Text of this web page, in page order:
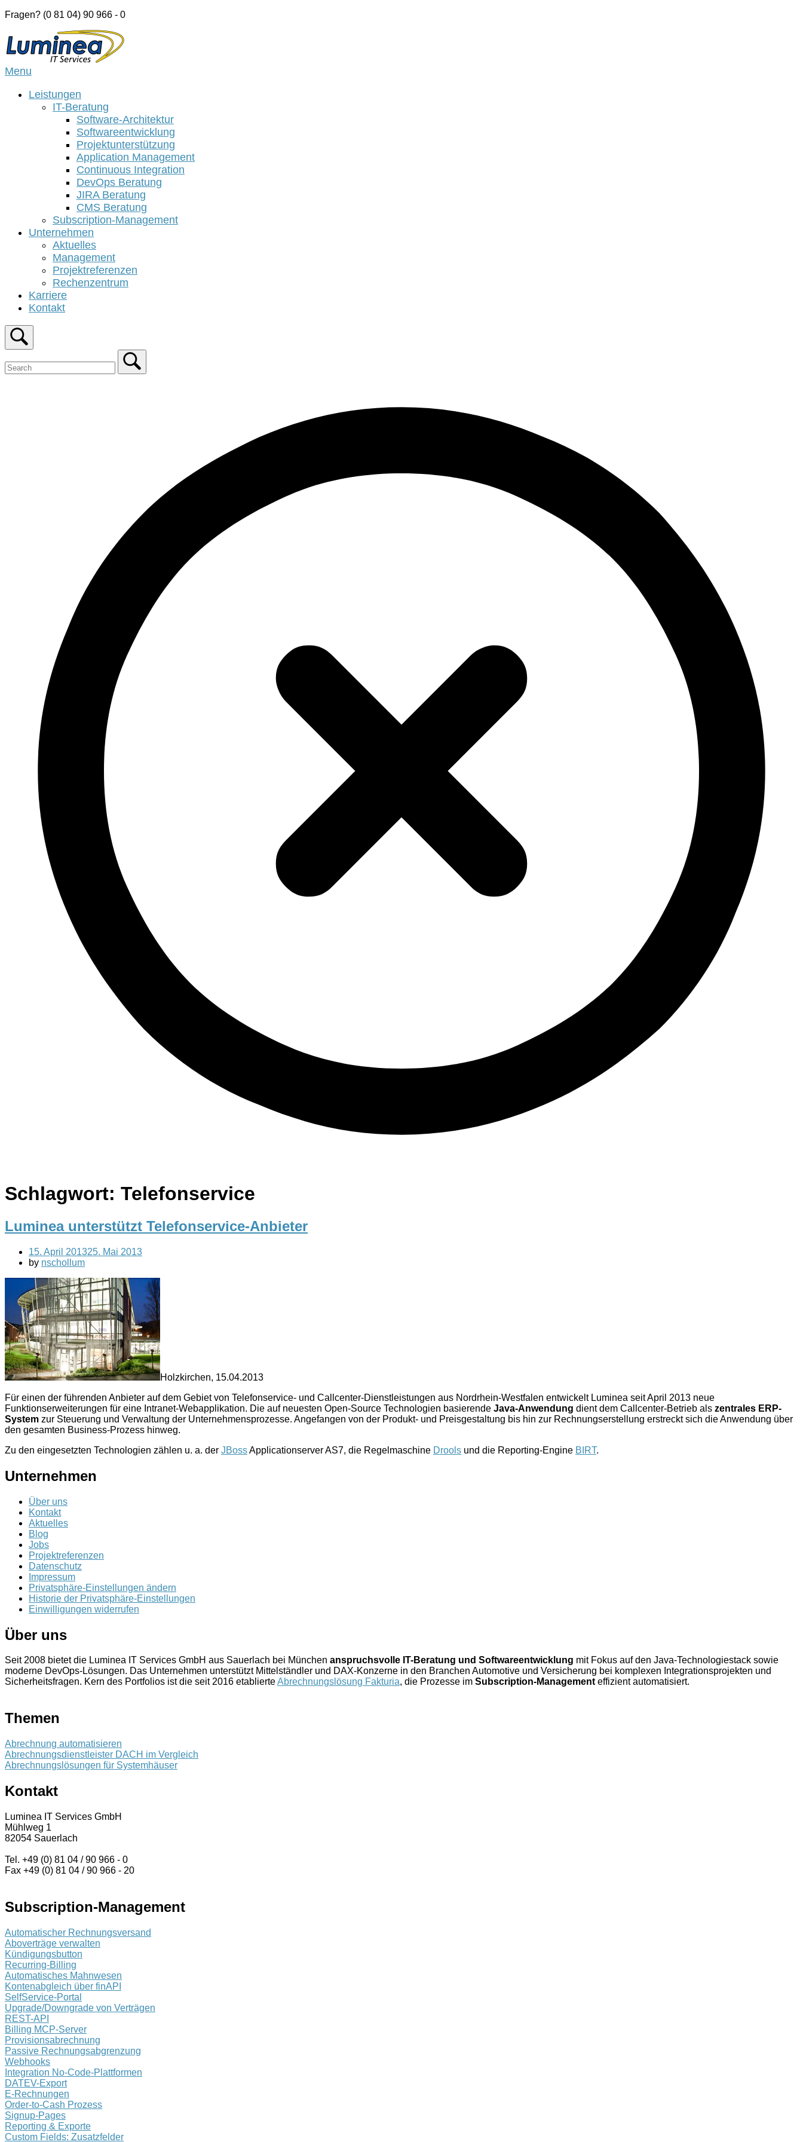
Skip
content
Fragen? (0 81 04) 90 966 - 0
Home
Menu
Leistungen
IT-Beratung
Software-Architektur
Softwareentwicklung
Projektunterstützung
Application Management
Continuous Integration
DevOps Beratung
JIRA Beratung
CMS Beratung
Subscription-Management
Unternehmen
Aktuelles
Management
Projektreferenzen
Rechenzentrum
Karriere
Kontakt
Open
search
bar
Schlagwort: Telefonservice
Luminea unterstützt Telefonservice-Anbieter
15. April 201325. Mai 2013
by nschollum
Holzkirchen, 15.04.2013
Für einen der führenden Anbieter auf dem Gebiet von Telefonservice- und Callcenter-Dienstleistungen aus Nordrhein-Westfalen entwickelt Luminea seit April 2013 neue
Funktionserweiterungen für eine Intranet-Webapplikation. Die auf neuesten Open-Source Technologien basierende Java-Anwendung dient dem Callcenter-Betrieb als zentrales ERP-
System zur Steuerung und Verwaltung der Unternehmensprozesse. Angefangen von der Produkt- und Preisgestaltung bis hin zur Rechnungserstellung erstreckt sich die Anwendung über
den gesamten Business-Prozess hinweg.
Zu den eingesetzten Technologien zählen u. a. der JBossApplicationserver AS7, die Regelmaschine Drools und die Reporting-Engine BIRT.
Unternehmen
Über uns
Kontakt
Aktuelles
Blog
Jobs
Projektreferenzen
Datenschutz
Impressum
Privatsphäre-Einstellungen ändern
Historie der Privatsphäre-Einstellungen
Einwilligungen widerrufen
Über uns
Seit 2008 bietet die Luminea IT Services GmbH aus Sauerlach bei München anspruchsvolle IT-Beratung und Softwareentwicklung mit Fokus auf den Java-Technologiestack sowie
moderne DevOps-Lösungen. Das Unternehmen unterstützt Mittelständler und DAX-Konzerne in den Branchen Automotive und Versicherung bei komplexen Integrationsprojekten und
Sicherheitsfragen. Kern des Portfolios ist die seit 2016 etablierteAbrechnungslösung Fakturia, die Prozesse im Subscription-Managementeffizient automatisiert.
Themen
Abrechnung automatisieren
Abrechnungsdienstleister DACH im Vergleich
Abrechnungslösungen für Systemhäuser
Kontakt
Luminea IT Services GmbH
Mühlweg 1
82054 Sauerlach
Tel. +49 (0) 81 04 / 90 966 - 0
Fax +49 (0) 81 04 / 90 966 - 20
Subscription-Management
Automatischer Rechnungsversand
Aboverträge verwalten
Kündigungsbutton
Recurring-Billing
Automatisches Mahnwesen
Kontenabgleich über finAPI
SelfService-Portal
Upgrade/Downgrade von Verträgen
REST-API
Billing MCP-Server
Provisionsabrechnung
Passive Rechnungsabgrenzung
Webhooks
Integration No-Code-Plattformen
DATEV-Export
E-Rechnungen
Order-to-Cash Prozess
Signup-Pages
Reporting & Exporte
Custom Fields: Zusatzfelder